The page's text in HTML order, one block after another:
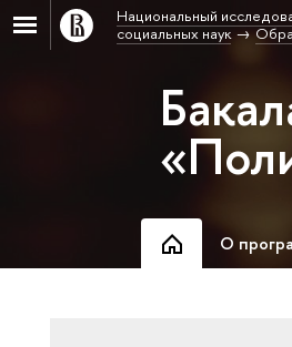
Национальный
социальных наук
О